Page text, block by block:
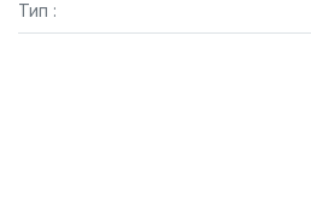
Тип :